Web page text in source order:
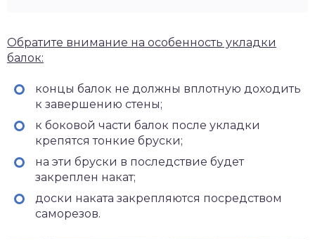
Обратите внимание на особенность укладки
балок:
концы балок не должны вплотную доходить
к завершению стены;
к боковой части балок после укладки
крепятся тонкие бруски;
на эти бруски в последствие будет
закреплен накат;
доски наката закрепляются посредством
саморезов.